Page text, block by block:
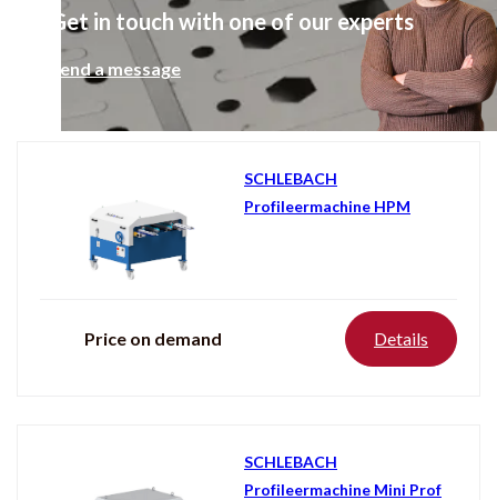
SCHLEBACH
Profileermachine HPM
Price on demand Details
SCHLEBACH
Profileermachine Mini Prof
Get in touch with one of our experts
Send a message